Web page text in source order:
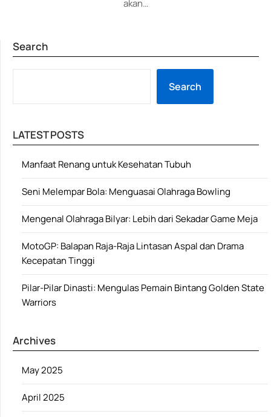
akan…
Search
Search
LATEST POSTS
Manfaat Renang untuk Kesehatan Tubuh
Seni Melempar Bola: Menguasai Olahraga Bowling
Mengenal Olahraga Bilyar: Lebih dari Sekadar Game Meja
MotoGP: Balapan Raja-Raja Lintasan Aspal dan Drama
Kecepatan Tinggi
Pilar-Pilar Dinasti: Mengulas Pemain Bintang Golden State
Warriors
Archives
May 2025
April 2025